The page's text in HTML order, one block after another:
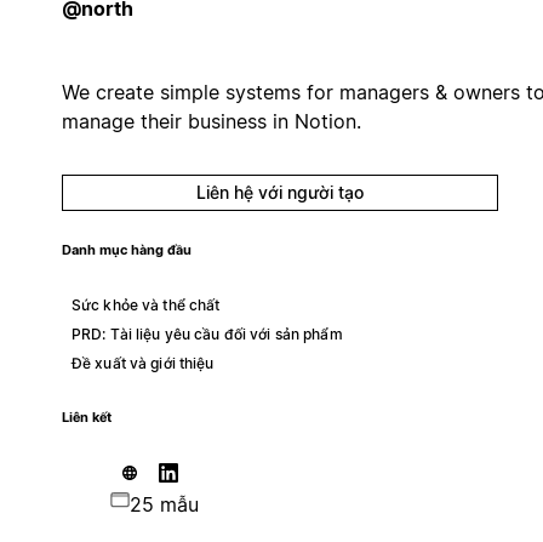
@north
We create simple systems for managers & owners
manage their business in Notion.
Liên hệ với người tạo
Danh mục hàng đầu
Sức khỏe và thể chất
PRD: Tài liệu yêu cầu đối với sản phẩm
Đề xuất và giới thiệu
Liên kết
25 mẫu